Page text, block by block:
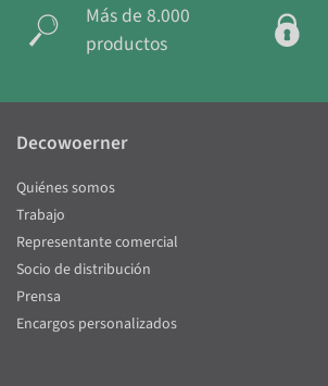
Más de 8.000
productos
Decowoerner
Quiénes somos
Trabajo
Representante comercial
Socio de distribución
Prensa
Encargos personalizados